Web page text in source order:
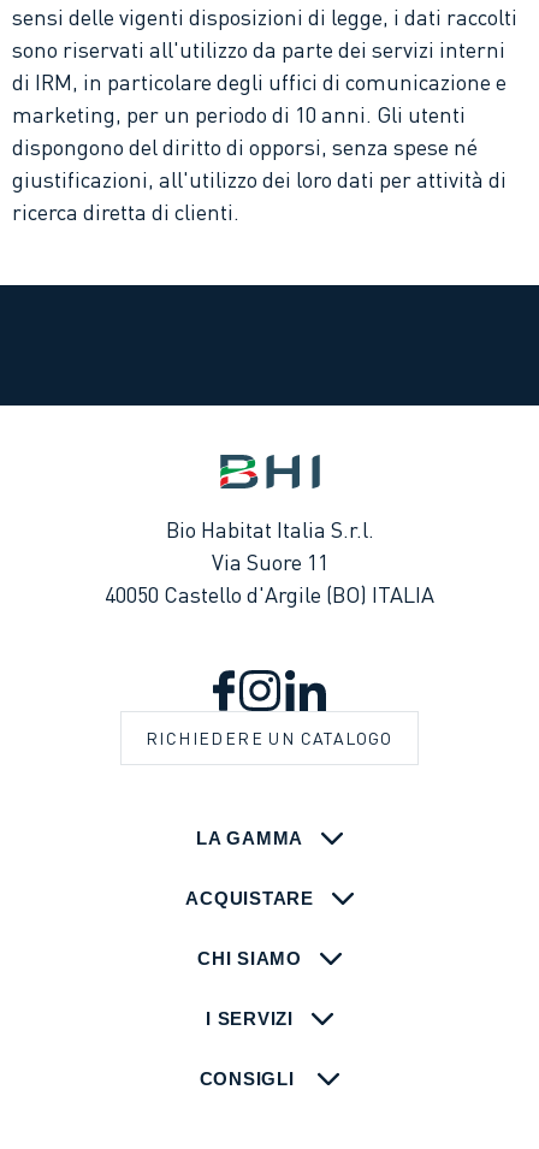
sensi delle vigenti disposizioni di legge, i dati raccolti
sono riservati all'utilizzo da parte dei servizi interni
di IRM, in particolare degli uffici di comunicazione e
marketing, per un periodo di 10 anni. Gli utenti
dispongono del diritto di opporsi, senza spese né
giustificazioni, all'utilizzo dei loro dati per attività di
ricerca diretta di clienti.
Bio Habitat Italia S.r.l.
Via Suore 11
40050 Castello d'Argile (BO) ITALIA
RICHIEDERE UN CATALOGO
LA GAMMA
ACQUISTARE
CHI SIAMO
I SERVIZI
CONSIGLI